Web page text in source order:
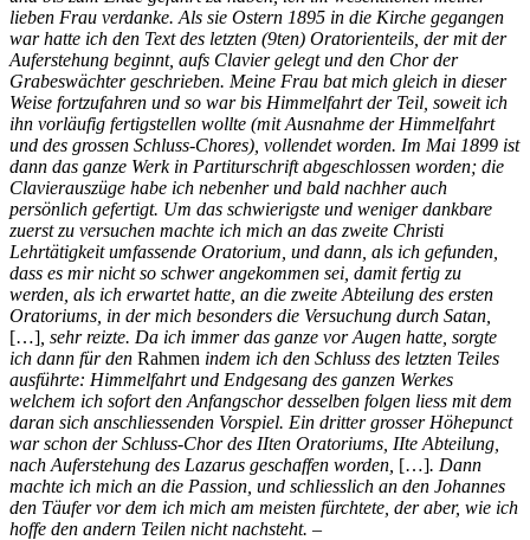
lieben Frau verdanke. Als sie Ostern 1895 in die Kirche gegangen
war hatte ich den Text des letzten (9ten) Oratorienteils, der mit der
Auferstehung beginnt, aufs Clavier gelegt und den Chor der
Grabeswächter geschrieben. Meine Frau bat mich gleich in dieser
Weise fortzufahren und so war bis Himmelfahrt der Teil, soweit ich
ihn vorläufig fertigstellen wollte (mit Ausnahme der Himmelfahrt
und des grossen Schluss-Chores), vollendet worden. Im Mai 1899 ist
dann das ganze Werk in Partiturschrift abgeschlossen worden; die
Clavierauszüge habe ich nebenher und bald nachher auch
persönlich gefertigt. Um das schwierigste und weniger dankbare
zuerst zu versuchen machte ich mich an das zweite Christi
Lehrtätigkeit umfassende Oratorium, und dann, als ich gefunden,
dass es mir nicht so schwer angekommen sei, damit fertig zu
werden, als ich erwartet hatte, an die zweite Abteilung des ersten
Oratoriums, in der mich besonders die Versuchung durch Satan,
[…] , sehr reizte. Da ich immer das ganze vor Augen hatte, sorgte
ich dann für den Rahmen indem ich den Schluss des letzten Teiles
ausführte: Himmelfahrt und Endgesang des ganzen Werkes
welchem ich sofort den Anfangschor desselben folgen liess mit dem
daran sich anschliessenden Vorspiel. Ein dritter grosser Höhepunct
war schon der Schluss-Chor des IIten Oratoriums, IIte Abteilung,
nach Auferstehung des Lazarus geschaffen worden, […]. Dann
machte ich mich an die Passion, und schliesslich an den Johannes
den Täufer vor dem ich mich am meisten fürchtete, der aber, wie ich
hoffe den andern Teilen nicht nachsteht. –